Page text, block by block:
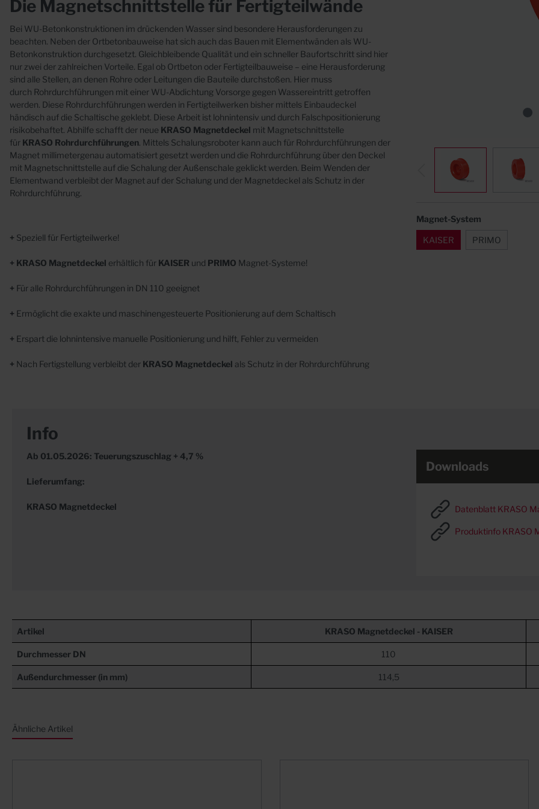
Abläufe
Mauerkragen
Beton
Sonderanfertigungen
Edelstahl
Kunststoff
Beton
Magnet-System
KAISER PRIMO
Die Magnetschnittstelle für Fertigteilwände
Bei WU-Betonkonstruktionen im drückenden Wasser sind besondere Herausforderungen zu
beachten. Neben der Ortbetonbauweise hat sich auch das Bauen mit Elementwänden als WU-
Betonkonstruktion durchgesetzt. Gleichbleibende Qualität und ein schneller Baufortschritt sind hier
nur zwei der zahlreichen Vorteile. Egal ob Ortbeton oder Fertigteilbauweise – eine Herausforderung
sind alle Stellen, an denen Rohre oder Leitungen die Bauteile durchstoßen. Hier muss
durch Rohrdurchführungen mit einer WU-Abdichtung Vorsorge gegen Wassereintritt getroffen
werden. Diese Rohrdurchführungen werden in Fertigteilwerken bisher mittels Einbaudeckel
händisch auf die Schaltische geklebt. Diese Arbeit ist lohnintensiv und durch Falschpositionierung
risikobehaftet. Abhilfe schafft der neue KRASO Magnetdeckel mit Magnetschnittstelle
für KRASO Rohrdurchführungen. Mittels Schalungsroboter kann auch für Rohrdurchführungen der
Magnet millimetergenau automatisiert gesetzt werden und die Rohrdurchführung über den Deckel
mit Magnetschnittstelle auf die Schalung der Außenschale geklickt werden. Beim Wenden der
Elementwand verbleibt der Magnet auf der Schalung und der Magnetdeckel als Schutz in der
Rohrdurchführung.
+ Speziell für Fertigteilwerke!
+ KRASO Magnetdeckel erhältlich für KAISER und PRIMO Magnet-Systeme!
+ Für alle Rohrdurchführungen in DN 110 geeignet
+ Ermöglicht die exakte und maschinengesteuerte Positionierung auf dem Schaltisch
+ Erspart die lohnintensive manuelle Positionierung und hilft, Fehler zu vermeiden
+ Nach Fertigstellung verbleibt der KRASO Magnetdeckel als Schutz in der Rohrdurchführung
Info
Ab 01.05.2026: Teuerungszuschlag + 4,7 %
Lieferumfang:
KRASO Magnetdeckel
Downloads
Datenblatt KRASO
Produktinfo KRASO
Artikel KRASO Magnetdeckel - KAISER
Durchmesser DN 110
Außendurchmesser (in mm) 114,5
Ähnliche Artikel